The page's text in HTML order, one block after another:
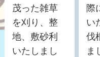
茂った雑草
を刈り、整
地、敷砂利
いたしまし
際
い
伐
ま